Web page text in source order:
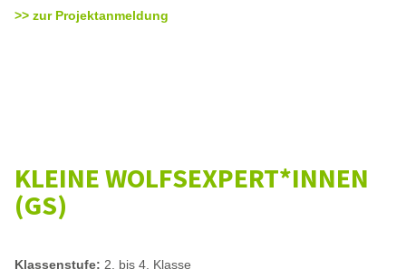
>> zur Projektanmeldung
KLEINE WOLFSEXPERT*INNEN
(GS)
Klassenstufe: 2. bis 4. Klasse